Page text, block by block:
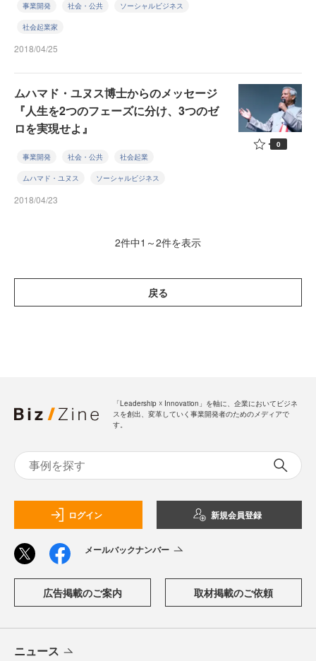
事業開発 社会・公共 ソーシャルビジネス
社会起業家
2018/04/25
ムハマド・ユヌス博士からのメッセージ
『人生を2つのフェーズに分け、3つのゼ
ロを実現せよ』
事業開発 社会・公共 社会起業
ムハマド・ユヌス ソーシャルビジネス
2018/04/23
0
2件中1～2件を表示
戻る
「Leadership ☓ Innovation」を軸に、企業においてビジネ
スを創出、変革していく事業開発者のためのメディアで
す。
ログイン 新規会員登録
メールバックナンバー
広告掲載のご案内 取材掲載のご依頼
ニュース